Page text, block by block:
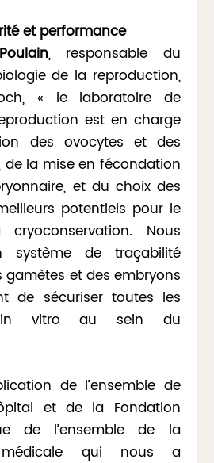
et performance
, responsable du
de la reproduction,
« le laboratoire de
est en charge
des ovocytes et des
de la mise en fécondation
et du choix des
potentiels pour le
Nous
système de traçabilité
gamètes et des embryons
de sécuriser toutes les
in vitro au sein du
de l’ensemble de
et de la Fondation
de l’ensemble de la
médicale qui nous a